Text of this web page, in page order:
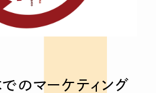
のマーケティング